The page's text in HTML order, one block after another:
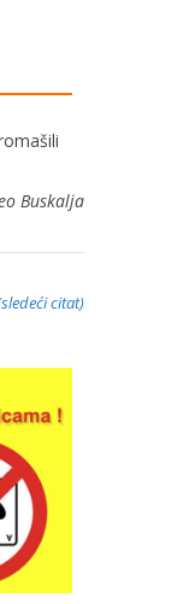
Buskalja
citat)